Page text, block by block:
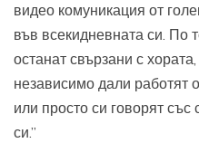
видео комуникация от
във всекидневната си. По
останат свързани с
независимо дали работят
или просто си говорят
си.”